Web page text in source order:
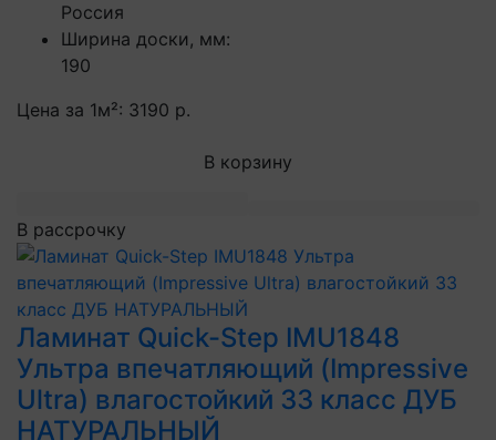
Россия
Ширина доски, мм:
190
Цена за 1м²: 3190 р.
В корзину
В рассрочку
Ламинат Quick-Step IMU1848
Ультра впечатляющий (Impressive
Ultra) влагостойкий 33 класс ДУБ
НАТУРАЛЬНЫЙ